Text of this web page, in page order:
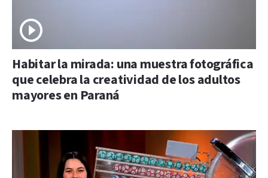
Habitar la mirada: una muestra fotográfica
que celebra la creatividad de los adultos
mayores en Paraná